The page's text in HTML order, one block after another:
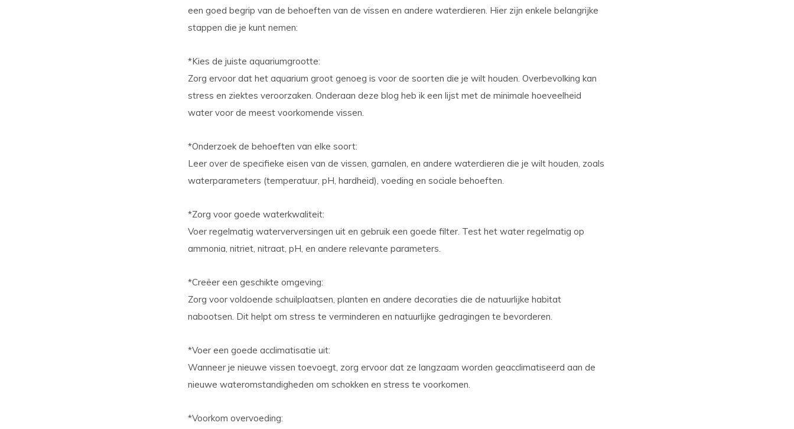
een goed begrip van de behoeften van de vissen en andere waterdieren. Hier zijn enkele belangrijke
stappen die je kunt nemen:
*Kies de juiste aquariumgrootte:
Zorg ervoor dat het aquarium groot genoeg is voor de soorten die je wilt houden. Overbevolking kan
stress en ziektes veroorzaken. Onderaan deze blog heb ik een lijst met de minimale hoeveelheid
water voor de meest voorkomende vissen.
*Onderzoek de behoeften van elke soort:
Leer over de specifieke eisen van de vissen, garnalen, en andere waterdieren die je wilt houden, zoals
waterparameters (temperatuur, pH, hardheid), voeding en sociale behoeften.
*Zorg voor goede waterkwaliteit:
Voer regelmatig waterverversingen uit en gebruik een goede filter. Test het water regelmatig op
ammonia, nitriet, nitraat, pH, en andere relevante parameters.
*Creëer een geschikte omgeving:
Zorg voor voldoende schuilplaatsen, planten en andere decoraties die de natuurlijke habitat
nabootsen. Dit helpt om stress te verminderen en natuurlijke gedragingen te bevorderen.
*Voer een goede acclimatisatie uit:
Wanneer je nieuwe vissen toevoegt, zorg ervoor dat ze langzaam worden geacclimatiseerd aan de
nieuwe wateromstandigheden om schokken en stress te voorkomen.
*Voorkom overvoeding: